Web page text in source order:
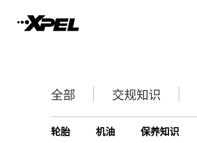
全部 交规知识
轮胎 机油 保养知识